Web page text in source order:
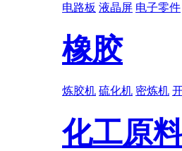
电路板 液晶屏 电子零件
橡胶
炼胶机 硫化机 密炼机
化工原